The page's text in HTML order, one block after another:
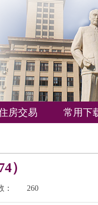
房交易 常用下
）
： 260